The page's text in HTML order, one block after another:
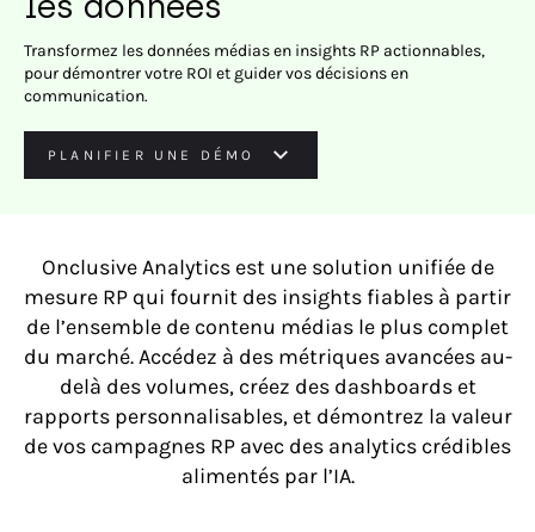
Transformez les données médias en insights RP actionnables,
pour démontrer votre ROI et guider vos décisions en
communication.
PLANIFIER UNE DÉMO
Onclusive Analytics est une solution unifiée de
mesure RP qui fournit des insights fiables à partir
de l’ensemble de contenu médias le plus complet
du marché. Accédez à des métriques avancées au-
delà des volumes, créez des dashboards et
rapports personnalisables, et démontrez la valeur
de vos campagnes RP avec des analytics crédibles
alimentés par l’IA.